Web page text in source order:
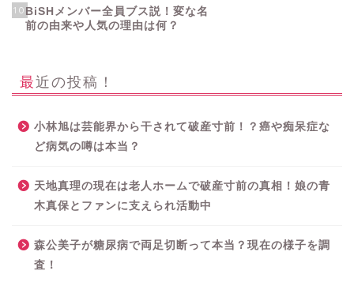
10 BiSHメンバー全員ブス説！変な名
前の由来や人気の理由は何？
最近の投稿！
小林旭は芸能界から干されて破産寸前！？癌や痴呆症な
ど病気の噂は本当？
天地真理の現在は老人ホームで破産寸前の真相！娘の青
木真保とファンに支えられ活動中
森公美子が糖尿病で両足切断って本当？現在の様子を調
査！